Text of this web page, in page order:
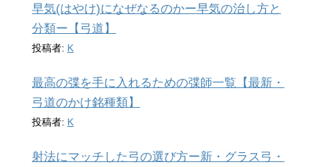
早気(はやけ)になぜなるのかー早気の治し方と
分類ー【弓道】
投稿者: K
最高の弽を手に入れるための弽師一覧【最新・
弓道のかけ銘種類】
投稿者: K
射法にマッチした弓の選び方ー新・グラス弓・